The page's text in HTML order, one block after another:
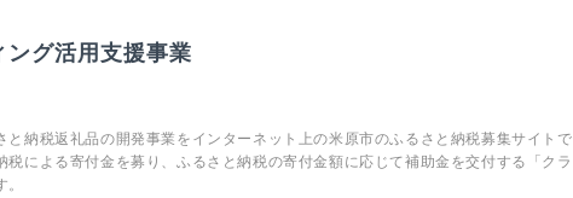
ング活用支援事業
納税返礼品の開発事業をインターネット上の米原市のふるさと納税募集サイトで
による寄付金を募り、ふるさと納税の寄付金額に応じて補助金を交付する「クラ